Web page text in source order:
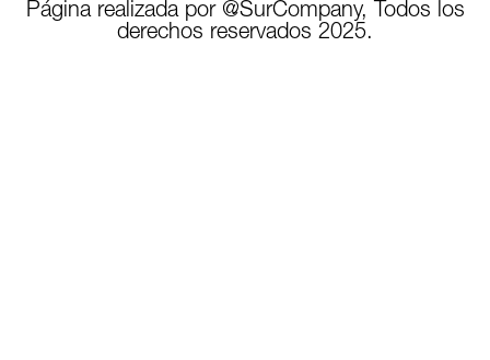
Página realizada por @SurCompany, Todos los
derechos reservados 2025.